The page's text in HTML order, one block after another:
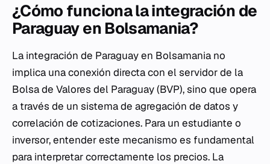
¿Cómo funciona la integración de
Paraguay en Bolsamania?
La integración de Paraguay en Bolsamania no
implica una conexión directa con el servidor de la
Bolsa de Valores del Paraguay (BVP), sino que opera
a través de un sistema de agregación de datos y
correlación de cotizaciones. Para un estudiante o
inversor, entender este mecanismo es fundamental
para interpretar correctamente los precios. La